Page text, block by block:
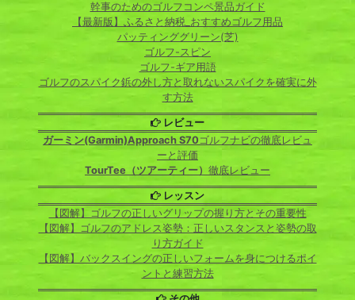
幹事のためのゴルフコンペ景品ガイド
【最新版】ふるさと納税_おすすめゴルフ用品
パッティンググリーン(芝)
ゴルフ-スピン
ゴルフ-ギア用語
ゴルフのスパイク鋲の外し方と取れないスパイクを確実に外
す方法
レビュー
ガーミン(Garmin)Approach S70ゴルフナビの徹底レビュ
ーと評価
TourTee（ツアーティー） 徹底レビュー
レッスン
【図解】ゴルフの正しいグリップの握り方とその重要性
【図解】ゴルフのアドレス姿勢：正しいスタンスと姿勢の取
り方ガイド
【図解】バックスイングの正しいフォームを身につけるポイ
ントと練習方法